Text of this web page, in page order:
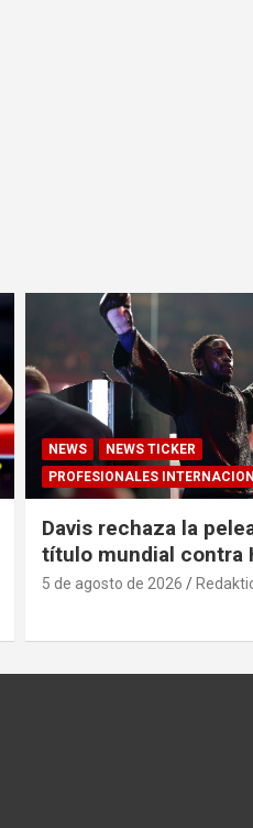
NEWS
NEWS TICKER
PROFESIONALES
Davis rechaza la
título mundial contra
5 de agosto de 2026